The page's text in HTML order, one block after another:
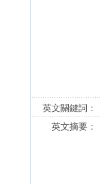
英文關鍵詞：
英文摘要：